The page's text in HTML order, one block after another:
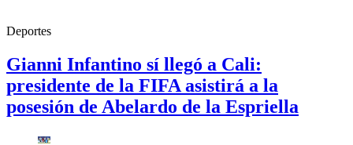
Deportes
Gianni Infantino sí llegó a Cali:
presidente de la FIFA asistirá a la
posesión de Abelardo de la Espriella